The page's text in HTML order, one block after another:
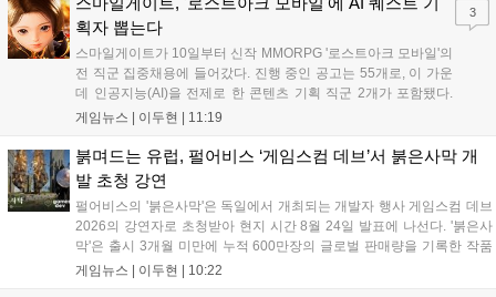
출도 함께 선보여 기대감을 높였다....
획자 뽑는다
스마일게이트가 10일부터 신작 MMORPG '로스트아크 모바일'의
전 직군 집중채용에 들어갔다. 진행 중인 공고는 55개로, 이 가운
데 인공지능(AI)을 전제로 한 콘텐츠 기획 직군 2개가 포함됐다.
스마일게이트 채용 사이트에 따르면 이번 채용은 게임기획·게임
역을 아우른다. 공고상 마감일은 이...
게임뉴스 | 이두현 11:19
3
붉며드는 유럽, 펄어비스 ‘게임스컴 데브’서 붉은사막 개
발 초청 강연
펄어비스의 '붉은사막'은 독일에서 개최되는 개발자 행사 게임스컴 데브
2026의 강연자로 초청받아 현지 시간 8월 24일 발표에 나선다. '붉은사
막'은 출시 3개월 미만에 누적 600만장의 글로벌 판매량을 기록한 작품
이다. 시장조사기관 서카나 집계에 따르면 2026년 미국 비디오게임 판
게임뉴스 | 이두현 10:22